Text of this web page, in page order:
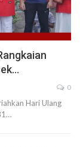
0
Hari Ulang